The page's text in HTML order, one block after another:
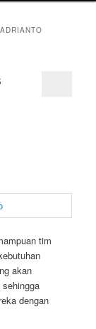
tim
akan
dengan